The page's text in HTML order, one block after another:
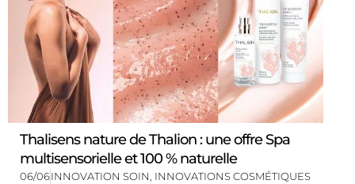
Thalisens nature de Thalion : une offre Spa
multisensorielle et 100 % naturelle
06/06INNOVATION SOIN, INNOVATIONS COSMÉTIQUES